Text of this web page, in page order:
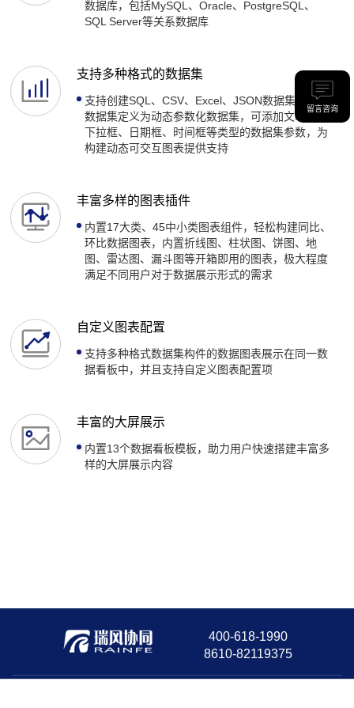
数据库，包括MySQL、Oracle、PostgreSQL、
SQL Server等关系数据库
支持多种格式的数据集
支持创建SQL、CSV、Excel、JSON数据集，可将
数据集定义为动态参数化数据集，可添加文本框、
下拉框、日期框、时间框等类型的数据集参数，为
构建动态可交互图表提供支持
丰富多样的图表插件
内置17大类、45中小类图表组件，轻松构建同比、
环比数据图表，内置折线图、柱状图、饼图、地
图、雷达图、漏斗图等开箱即用的图表，极大程度
满足不同用户对于数据展示形式的需求
自定义图表配置
支持多种格式数据集构件的数据图表展示在同一数
据看板中，并且支持自定义图表配置项
丰富的大屏展示
内置13个数据看板模板，助力用户快速搭建丰富多
样的大屏展示内容
留言咨询
400-618-1990
8610-82119375